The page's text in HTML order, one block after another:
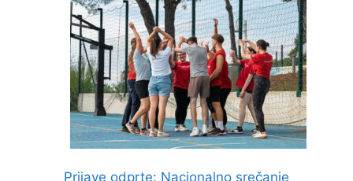
Prijave odprte: Nacionalno srečanje